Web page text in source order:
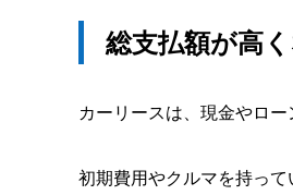
総支払額が高
カーリースは、現金やロ
初期費用やクルマを持っ